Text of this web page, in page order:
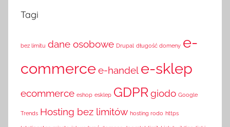
Tagi
bez limitu dane osobowe Drupal długość domeny e-
commercee-handel e-sklep
ecommerce eshop esklep GDPRgiodo Google
Trends Hosting bez limitów hosting rodo https